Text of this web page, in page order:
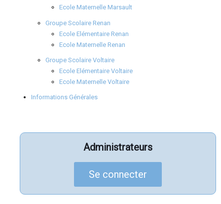
Ecole Maternelle Marsault
Groupe Scolaire Renan
Ecole Elémentaire Renan
Ecole Maternelle Renan
Groupe Scolaire Voltaire
Ecole Elémentaire Voltaire
Ecole Maternelle Voltaire
Informations Générales
Administrateurs
Se connecter